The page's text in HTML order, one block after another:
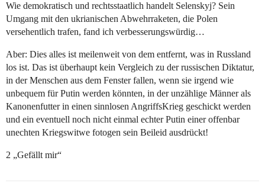
Wie demokratisch und rechtsstaatlich handelt Selenskyj? Sein
Umgang mit den ukrianischen Abwehrraketen, die Polen
versehentlich trafen, fand ich verbesserungswürdig…
Aber: Dies alles ist meilenweit von dem entfernt, was in Russland
los ist. Das ist überhaupt kein Vergleich zu der russischen Diktatur,
in der Menschen aus dem Fenster fallen, wenn sie irgend wie
unbequem für Putin werden könnten, in der unzählige Männer als
Kanonenfutter in einen sinnlosen AngriffsKrieg geschickt werden
und ein eventuell noch nicht einmal echter Putin einer offenbar
unechten Kriegswitwe fotogen sein Beileid ausdrückt!
2 „Gefällt mir“